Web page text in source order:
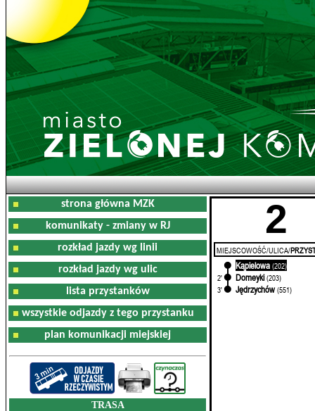
strona główna MZK
komunikaty - zmiany w RJ
rozkład jazdy wg linii
rozkład jazdy wg ulic
lista przystanków
wszystkie odjazdy z tego przystanku
plan komunikacji miejskiej
TRASA
2
MIEJSCOWOŚĆ/ULICA/
Kąpielowa (202)
2'
Domeyki (203)
3'
Jędrzychów (551)